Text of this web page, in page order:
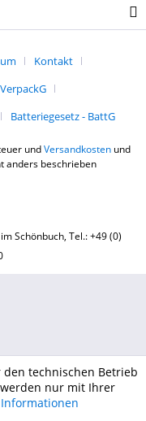
Kontakt
Batteriegesetz - BattG
undVersandkostenund
anders beschrieben
Schönbuch, Tel.: +49 (0)
den technischen Betrieb
nur mit Ihrer